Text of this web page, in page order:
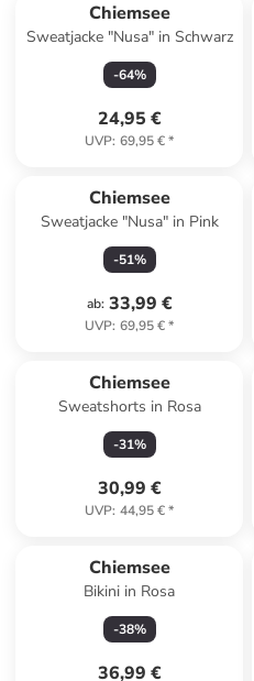
Chiemsee
Sweatjacke "Nusa" in Schwarz
-64%
24,95 €
UVP: 69,95 €*
Chiemsee
Sweatjacke "Nusa" in Pink
-51%
ab: 33,99 €
UVP: 69,95 €*
Chiemsee
Sweatshorts in Rosa
-31%
30,99 €
UVP: 44,95 €*
Chiemsee
Bikini in Rosa
-38%
36,99 €